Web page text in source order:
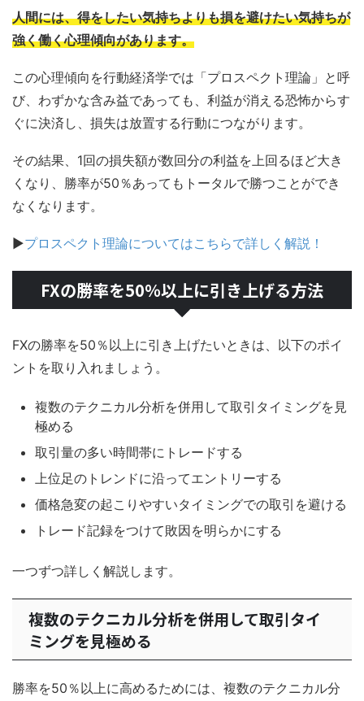
人間には、得をしたい気持ちよりも損を避けたい気持ちが
強く働く心理傾向があります。
この心理傾向を行動経済学では「プロスペクト理論」と呼
び、わずかな含み益であっても、利益が消える恐怖からす
ぐに決済し、損失は放置する行動につながります。
その結果、1回の損失額が数回分の利益を上回るほど大き
くなり、勝率が50％あってもトータルで勝つことができ
なくなります。
▶プロスペクト理論についてはこちらで詳しく解説！
FXの勝率を50％以上に引き上げる方法
FXの勝率を50％以上に引き上げたいときは、以下のポイ
ントを取り入れましょう。
複数のテクニカル分析を併用して取引タイミングを見
極める
取引量の多い時間帯にトレードする
上位足のトレンドに沿ってエントリーする
価格急変の起こりやすいタイミングでの取引を避ける
トレード記録をつけて敗因を明らかにする
一つずつ詳しく解説します。
複数のテクニカル分析を併用して取引タイ
ミングを見極める
勝率を50％以上に高めるためには、複数のテクニカル分